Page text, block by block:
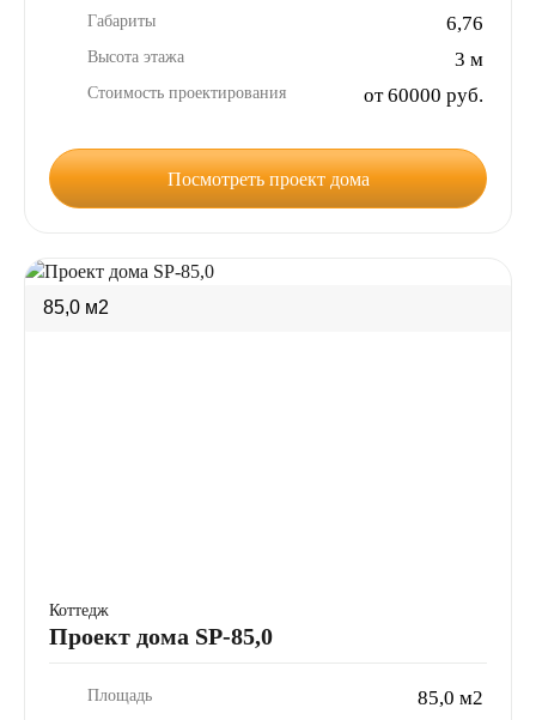
Габариты 6,76
Высота этажа 3 м
Стоимость проектирования от 60000 руб.
Посмотреть проект дома
85,0 м2
Коттедж
Проект дома SP-85,0
Площадь 85,0 м2